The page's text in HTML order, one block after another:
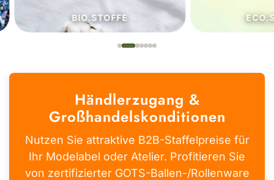
BIO.STOFFE
Händlerzugang &
Großhandelskonditionen
Nutzen Sie attraktive B2B-Staffelpreise für
Ihr Modelabel oder Atelier. Profitieren Sie
von zertifizierter GOTS-Ballen-/Rollenware